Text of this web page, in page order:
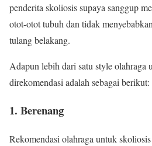
penderita skoliosis supaya sanggup
otot-otot tubuh dan tidak
tulang belakang.
Adapun lebih dari satu style olahraga
direkomendasi adalah sebagai berikut:
1. Berenang
Rekomendasi olahraga untuk